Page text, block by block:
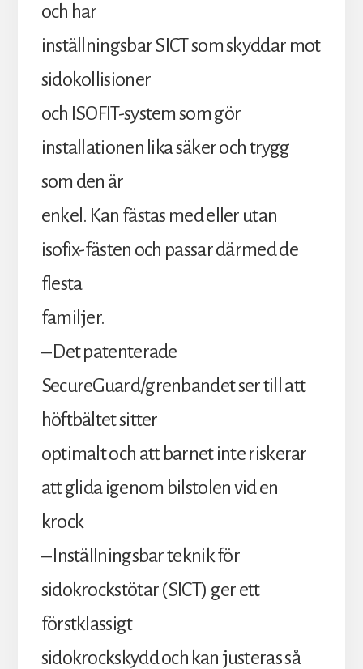
och har
inställningsbar SICT som skyddar mot
sidokollisioner
och ISOFIT-system som gör
installationen lika säker och trygg
som den är
enkel. Kan fästas med eller utan
isofix-fästen och passar därmed de
flesta
familjer.
– Det patenterade
SecureGuard/grenbandet ser till att
höftbältet sitter
optimalt och att barnet inte riskerar
att glida igenom bilstolen vid en
krock
– Inställningsbar teknik för
sidokrockstötar (SICT) ger ett
förstklassigt
sidokrockskydd och kan justeras så